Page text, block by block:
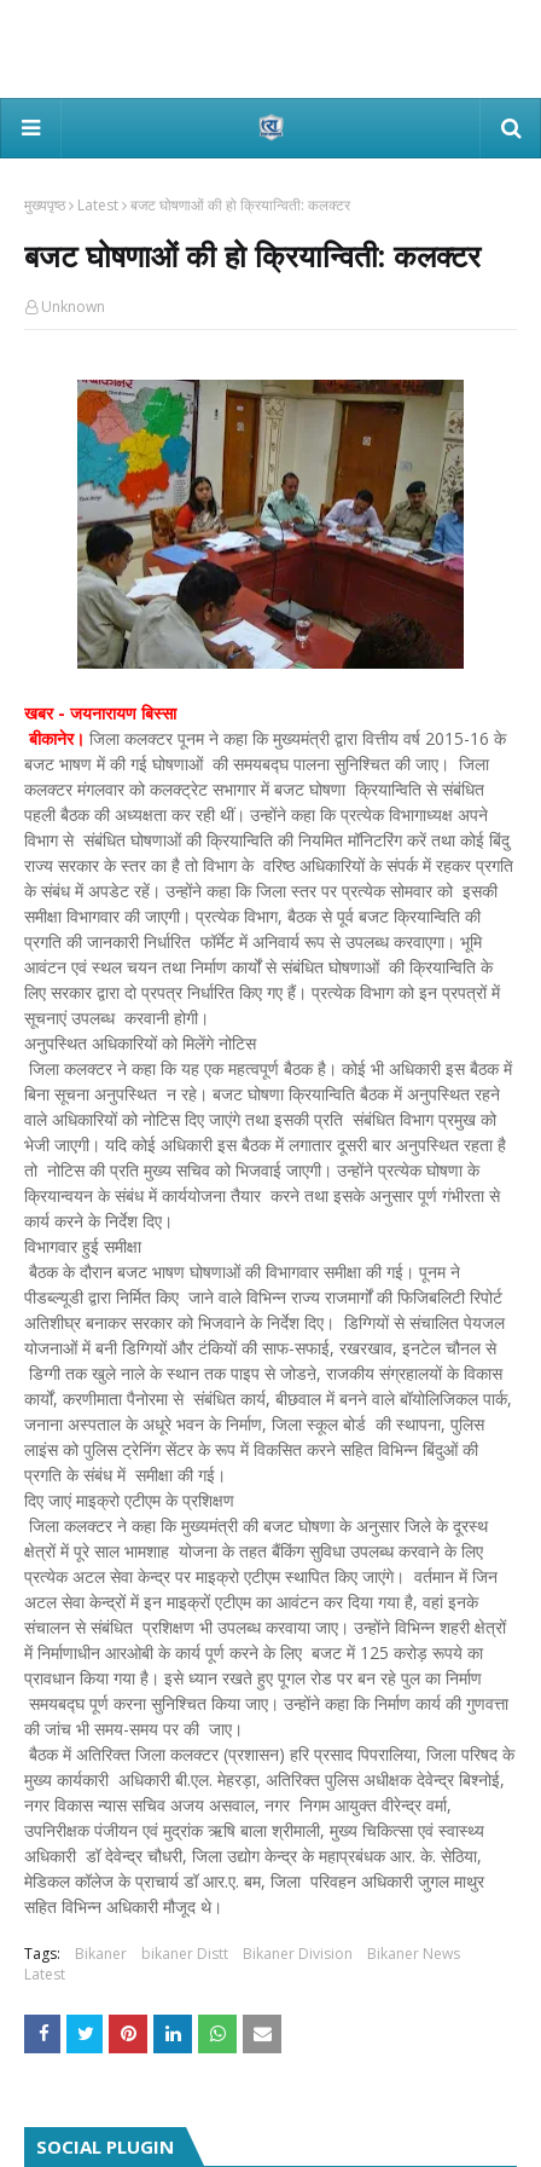
मुख्यपृष्ठ Latest बजट घोषणाओं की हो क्रियान्विती: कलक्टर
बजट घोषणाओं की हो क्रियान्विती: कलक्टर
Unknown
खबर - जयनारायण बिस्सा
बीकानेर। जिला कलक्टर पूनम ने कहा कि मुख्यमंत्री द्वारा वित्तीय वर्ष 2015-16 के
बजट भाषण में की गई घोषणाओं की समयबद्घ पालना सुनिश्चित की जाए। जिला
कलक्टर मंगलवार को कलक्ट्रेट सभागार में बजट घोषणा क्रियान्विति से संबंधित
पहली बैठक की अध्यक्षता कर रही थीं। उन्होंने कहा कि प्रत्येक विभागाध्यक्ष अपने
विभाग से संबंधित घोषणाओं की क्रियान्विति की नियमित मॉनिटरिंग करें तथा कोई बिंदु
राज्य सरकार के स्तर का है तो विभाग के वरिष्ठ अधिकारियों के संपर्क में रहकर प्रगति
के संबंध में अपडेट रहें। उन्होंने कहा कि जिला स्तर पर प्रत्येक सोमवार को इसकी
समीक्षा विभागवार की जाएगी। प्रत्येक विभाग, बैठक से पूर्व बजट क्रियान्विति की
प्रगति की जानकारी निर्धारित फॉर्मेट में अनिवार्य रूप से उपलब्ध करवाएगा। भूमि
आवंटन एवं स्थल चयन तथा निर्माण कार्यों से संबंधित घोषणाओं की क्रियान्विति के
लिए सरकार द्वारा दो प्रपत्र निर्धारित किए गए हैं। प्रत्येक विभाग को इन प्रपत्रों में
सूचनाएं उपलब्ध करवानी होगी।
अनुपस्थित अधिकारियों को मिलेंगे नोटिस
जिला कलक्टर ने कहा कि यह एक महत्वपूर्ण बैठक है। कोई भी अधिकारी इस बैठक में
बिना सूचना अनुपस्थित न रहे। बजट घोषणा क्रियान्विति बैठक में अनुपस्थित रहने
वाले अधिकारियों को नोटिस दिए जाएंगे तथा इसकी प्रति संबंधित विभाग प्रमुख को
भेजी जाएगी। यदि कोई अधिकारी इस बैठक में लगातार दूसरी बार अनुपस्थित रहता है
तो नोटिस की प्रति मुख्य सचिव को भिजवाई जाएगी। उन्होंने प्रत्येक घोषणा के
क्रियान्वयन के संबंध में कार्ययोजना तैयार करने तथा इसके अनुसार पूर्ण गंभीरता से
कार्य करने के निर्देश दिए।
विभागवार हुई समीक्षा
बैठक के दौरान बजट भाषण घोषणाओं की विभागवार समीक्षा की गई। पूनम ने
पीडब्ल्यूडी द्वारा निर्मित किए जाने वाले विभिन्न राज्य राजमार्गों की फिजिबलिटी रिपोर्ट
अतिशीघ्र बनाकर सरकार को भिजवाने के निर्देश दिए। डिग्गियों से संचालित पेयजल
योजनाओं में बनी डिग्गियों और टंकियों की साफ-सफाई, रखरखाव, इनटेल चौनल से
डिग्गी तक खुले नाले के स्थान तक पाइप से जोडऩे, राजकीय संग्रहालयों के विकास
कार्यों, करणीमाता पैनोरमा से संबंधित कार्य, बीछवाल में बनने वाले बॉयोलिजिकल पार्क,
जनाना अस्पताल के अधूरे भवन के निर्माण, जिला स्कूल बोर्ड की स्थापना, पुलिस
लाइंस को पुलिस ट्रेनिंग सेंटर के रूप में विकसित करने सहित विभिन्न बिंदुओं की
प्रगति के संबंध में समीक्षा की गई।
दिए जाएं माइक्रो एटीएम के प्रशिक्षण
जिला कलक्टर ने कहा कि मुख्यमंत्री की बजट घोषणा के अनुसार जिले के दूरस्थ
क्षेत्रों में पूरे साल भामशाह योजना के तहत बैंकिंग सुविधा उपलब्ध करवाने के लिए
प्रत्येक अटल सेवा केन्द्र पर माइक्रो एटीएम स्थापित किए जाएंगे। वर्तमान में जिन
अटल सेवा केन्द्रों में इन माइक्रों एटीएम का आवंटन कर दिया गया है, वहां इनके
संचालन से संबंधित प्रशिक्षण भी उपलब्ध करवाया जाए। उन्होंने विभिन्न शहरी क्षेत्रों
में निर्माणाधीन आरओबी के कार्य पूर्ण करने के लिए बजट में 125 करोड़ रूपये का
प्रावधान किया गया है। इसे ध्यान रखते हुए पूगल रोड पर बन रहे पुल का निर्माण
समयबद्घ पूर्ण करना सुनिश्चित किया जाए। उन्होंने कहा कि निर्माण कार्य की गुणवत्ता
की जांच भी समय-समय पर की जाए।
बैठक में अतिरिक्त जिला कलक्टर (प्रशासन) हरि प्रसाद पिपरालिया, जिला परिषद के
मुख्य कार्यकारी अधिकारी बी.एल. मेहरड़ा, अतिरिक्त पुलिस अधीक्षक देवेन्द्र बिश्नोई,
नगर विकास न्यास सचिव अजय असवाल, नगर निगम आयुक्त वीरेन्द्र वर्मा,
उपनिरीक्षक पंजीयन एवं मुद्रांक ऋषि बाला श्रीमाली, मुख्य चिकित्सा एवं स्वास्थ्य
अधिकारी डॉ देवेन्द्र चौधरी, जिला उद्योग केन्द्र के महाप्रबंधक आर. के. सेठिया,
मेडिकल कॉलेज के प्राचार्य डॉ आर.ए. बम, जिला परिवहन अधिकारी जुगल माथुर
सहित विभिन्न अधिकारी मौजूद थे।
Tags: Bikaner bikaner Distt Bikaner Division
Bikaner News
Latest
SOCIAL PLUGIN